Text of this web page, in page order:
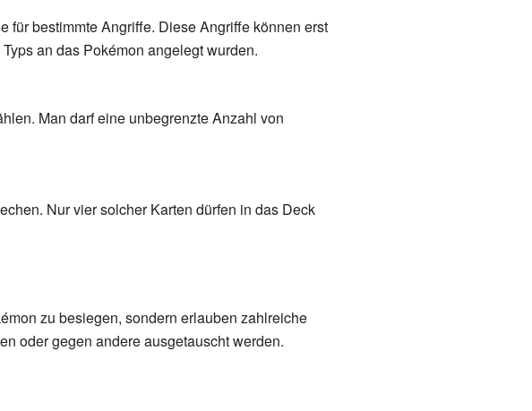
für bestimmte Angriffe. Diese Angriffe können erst
an das Pokémon angelegt wurden.
Man darf eine unbegrenzte Anzahl von
Nur vier solcher Karten dürfen in das Deck
zu besiegen, sondern erlauben zahlreiche
oder gegen andere ausgetauscht werden.